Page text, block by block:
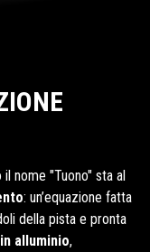
nome "Tuono" sta al
: un’equazione fatta
della pista e pronta
alluminio,